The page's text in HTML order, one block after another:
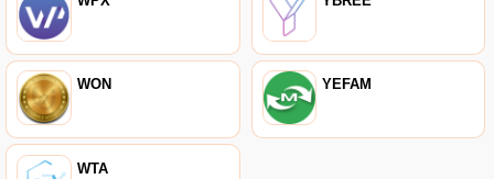
WON YEFAM
WTA